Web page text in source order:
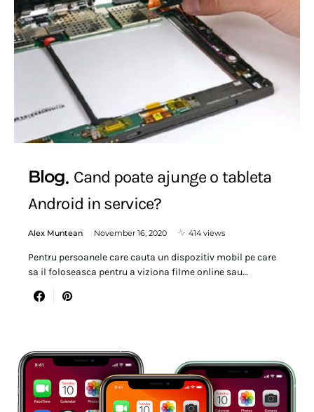
Blog Cand poate ajunge o tableta
Android in service?
Alex Muntean November 16, 2020 414 views
Pentru persoanele care cauta un dispozitiv mobil pe care
sa il foloseasca pentru a viziona filme online sau…